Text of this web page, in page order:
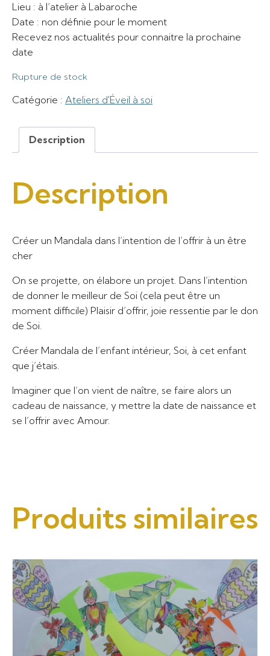
Lieu : à l’atelier à Labaroche
Date : non définie pour le moment
Recevez nos actualités pour connaitre la prochaine
date
Rupture de stock
Catégorie : Ateliers d'Éveil à soi
Description
Description
Créer un Mandala dans l’intention de l’offrir à un être
cher
On se projette, on élabore un projet. Dans l’intention
de donner le meilleur de Soi (cela peut être un
moment difficile) Plaisir d’offrir, joie ressentie par le don
de Soi.
Créer Mandala de l’enfant intérieur, Soi, à cet enfant
que j’étais.
Imaginer que l’on vient de naître, se faire alors un
cadeau de naissance, y mettre la date de naissance et
se l’offrir avec Amour.
Produits similaires